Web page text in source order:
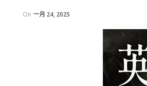
On 一月 24, 2025